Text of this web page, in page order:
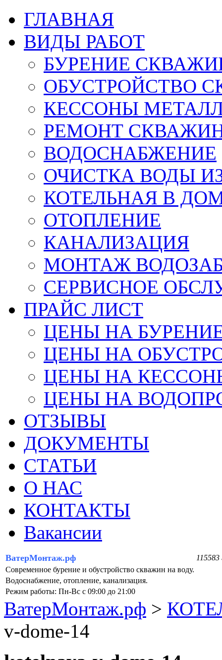
ГЛАВНАЯ
ВИДЫ РАБОТ
БУРЕНИЕ
ОБУСТРОЙСТВО
КЕССОНЫ
РЕМОНТ
ВОДОСНАБЖЕНИЕ
ОЧИСТКА ВОДЫ
КОТЕЛЬНАЯ В
ОТОПЛЕНИЕ
КАНАЛИЗАЦИЯ
МОНТАЖ
СЕРВИСНОЕ
ПРАЙС ЛИСТ
ЦЕНЫ НА
ЦЕНЫ НА
ЦЕНЫ НА
ЦЕНЫ НА
ОТЗЫВЫ
ДОКУМЕНТЫ
СТАТЬИ
О НАС
КОНТАКТЫ
Вакансии
ВатерМонтаж.рф
Современное бурение и обустройство скважин на воду.
Водоснабжение, отопление, канализация.
Режим работы: Пн-Вс с 09:00 до 21:00
ВатерМонтаж.рф >
v-dome-14